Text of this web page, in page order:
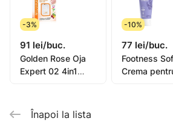
-3%
91 lei/buc.
Golden Rose Oja
Expert 02 4in1
-10%
77 lei/buc.
Footness
Crema
Înapoi la lista